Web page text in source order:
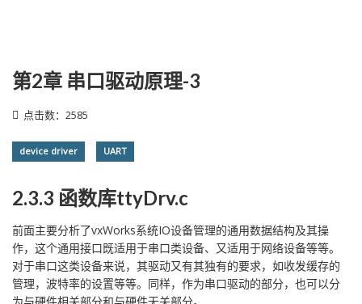
第2章 串口驱动原理-3
点击数：2585
device driver UART
2.3.3 函数库ttyDrv.c
前面主要分析了vxWorks系统IO设备管理的通用数据结构及其操
作，这个通用接口既适用于串口类设备、又适用于网络设备等等。
对于串口这类设备来说，其驱动又有其独有的要求，如收发缓存的
管理，波特率的设置等等。同样，作为串口驱动的部分，也可以分